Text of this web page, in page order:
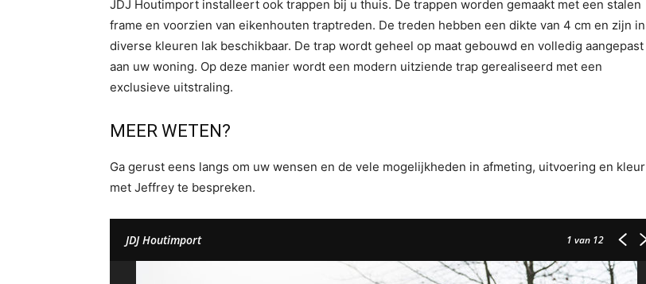
JDJ Houtimport installeert ook trappen bij u thuis. De trappen worden gemaakt met een stalen
frame en voorzien van eikenhouten traptreden. De treden hebben een dikte van 4 cm en zijn in
diverse kleuren lak beschikbaar. De trap wordt geheel op maat gebouwd en volledig aangepast
aan uw woning. Op deze manier wordt een modern uitziende trap gerealiseerd met een
exclusieve uitstraling.
MEER WETEN?
Ga gerust eens langs om uw wensen en de vele mogelijkheden in afmeting, uitvoering en kleur
met Jeffrey te bespreken.
JDJ Houtimport 1 van 12